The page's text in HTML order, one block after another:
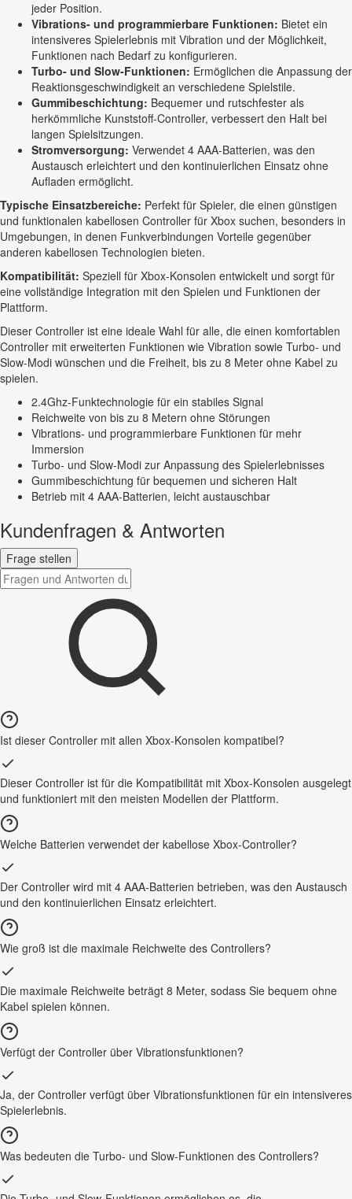
jeder Position.
Vibrations- und programmierbare Funktionen: Bietet ein
intensiveres Spielerlebnis mit Vibration und der Möglichkeit,
Funktionen nach Bedarf zu konfigurieren.
Turbo- und Slow-Funktionen: Ermöglichen die Anpassung der
Reaktionsgeschwindigkeit an verschiedene Spielstile.
Gummibeschichtung: Bequemer und rutschfester als
herkömmliche Kunststoff-Controller, verbessert den Halt bei
langen Spielsitzungen.
Stromversorgung: Verwendet 4 AAA-Batterien, was den
Austausch erleichtert und den kontinuierlichen Einsatz ohne
Aufladen ermöglicht.
Typische Einsatzbereiche: Perfekt für Spieler, die einen günstigen
und funktionalen kabellosen Controller für Xbox suchen, besonders in
Umgebungen, in denen Funkverbindungen Vorteile gegenüber
anderen kabellosen Technologien bieten.
Kompatibilität: Speziell für Xbox-Konsolen entwickelt und sorgt für
eine vollständige Integration mit den Spielen und Funktionen der
Plattform.
Dieser Controller ist eine ideale Wahl für alle, die einen komfortablen
Controller mit erweiterten Funktionen wie Vibration sowie Turbo- und
Slow-Modi wünschen und die Freiheit, bis zu 8 Meter ohne Kabel zu
spielen.
2.4Ghz-Funktechnologie für ein stabiles Signal
Reichweite von bis zu 8 Metern ohne Störungen
Vibrations- und programmierbare Funktionen für mehr
Immersion
Turbo- und Slow-Modi zur Anpassung des Spielerlebnisses
Gummibeschichtung für bequemen und sicheren Halt
Betrieb mit 4 AAA-Batterien, leicht austauschbar
Kundenfragen & Antworten
Frage stellen
Ist dieser Controller mit allen Xbox-Konsolen kompatibel?
Dieser Controller ist für die Kompatibilität mit Xbox-Konsolen ausgelegt
und funktioniert mit den meisten Modellen der Plattform.
Welche Batterien verwendet der kabellose Xbox-Controller?
Der Controller wird mit 4 AAA-Batterien betrieben, was den Austausch
und den kontinuierlichen Einsatz erleichtert.
Wie groß ist die maximale Reichweite des Controllers?
Die maximale Reichweite beträgt 8 Meter, sodass Sie bequem ohne
Kabel spielen können.
Verfügt der Controller über Vibrationsfunktionen?
Ja, der Controller verfügt über Vibrationsfunktionen für ein intensiveres
Spielerlebnis.
Was bedeuten die Turbo- und Slow-Funktionen des Controllers?